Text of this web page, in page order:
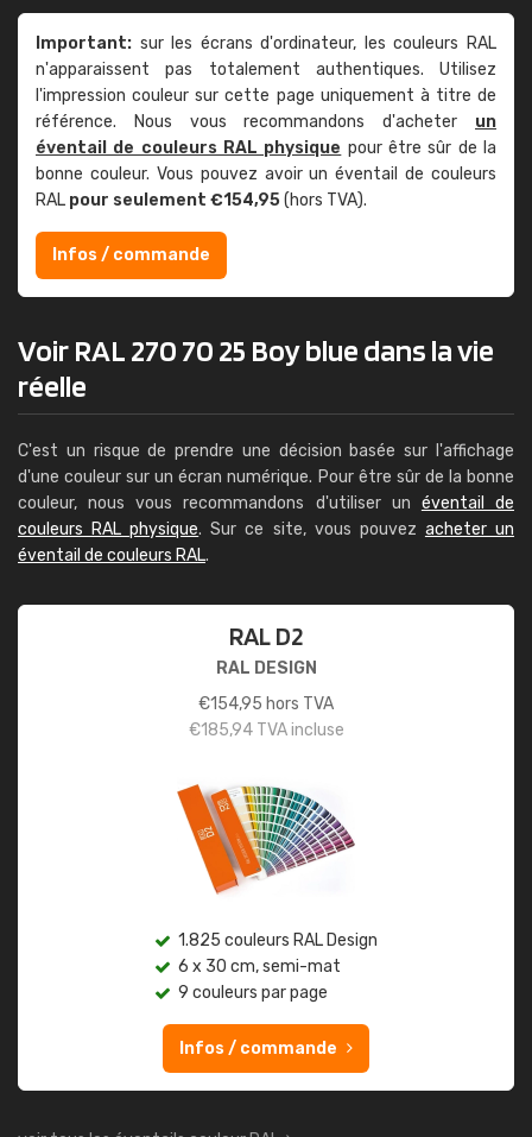
Important: sur les écrans d'ordinateur, les couleurs RAL
n'apparaissent pas totalement authentiques. Utilisez
l'impression couleur sur cette page uniquement à titre de
référence. Nous vous recommandons d'acheter un
éventail de couleurs RAL physique pour être sûr de la
bonne couleur. Vous pouvez avoir un éventail de couleurs
RAL pour seulement €154,95(hors TVA).
Infos / commande
Voir RAL 270 70 25 Boy blue dans la vie
réelle
C'est un risque de prendre une décision basée sur l'affichage
d'une couleur sur un écran numérique. Pour être sûr de la bonne
couleur, nous vous recommandons d'utiliser un éventail de
couleurs RAL physique. Sur ce site, vous pouvez acheter un
éventail de couleurs RAL.
RAL D2
RAL DESIGN
€154,95 hors TVA
€185,94TVA incluse
1.825 couleurs RAL Design
6 x 30 cm, semi-mat
9 couleurs par page
Infos / commande